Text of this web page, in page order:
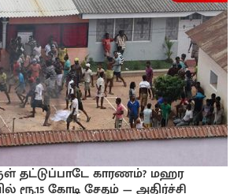
தட்டுப்பாடே காரணம்? மஹர
ரூ.15 கோடி சேதம் — அதிர்ச்சி